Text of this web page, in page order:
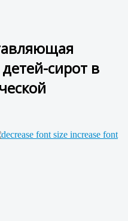
сирот в
increase font